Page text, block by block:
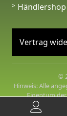
Händlershop
Vertrag
©
Hinweis: Alle
Eigentum